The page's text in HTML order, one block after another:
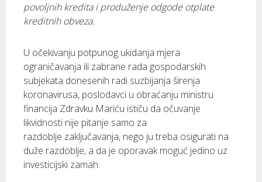
povoljnih kredita i produženje odgode otplate
kreditnih obveza.
U očekivanju potpunog ukidanja mjera
ograničavanja ili zabrane rada gospodarskih
subjekata donesenih radi suzbijanja širenja
koronavirusa, poslodavci u obraćanju ministru
financija Zdravku Mariću ističu da očuvanje
likvidnosti nije pitanje samo za
razdoblje zaključavanja, nego ju treba osigurati na
duže razdoblje, a da je oporavak moguć jedino uz
investicijski zamah.